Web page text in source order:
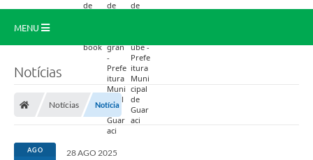
MENU
Secretarias
Notícias
Notícias Notícia
AGO 28 AGO 2025